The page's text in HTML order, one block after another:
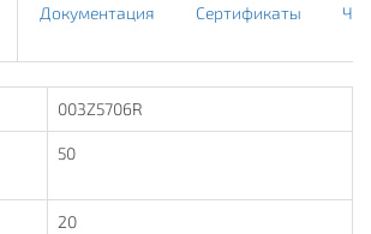
Документация Сертификаты
003Z5706R
50
20